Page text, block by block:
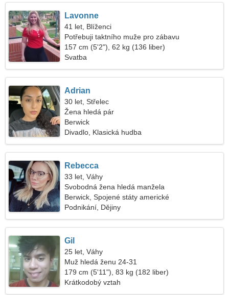
Lavonne
41 let, Blíženci
Potřebuji taktního muže pro zábavu
157 cm (5'2"), 62 kg (136 liber)
Svatba
Adrian
30 let, Střelec
Žena hledá pár
Berwick
Divadlo, Klasická hudba
Rebecca
33 let, Váhy
Svobodná žena hledá manžela
Berwick, Spojené státy americké
Podnikání, Dějiny
Gil
25 let, Váhy
Muž hledá ženu 24-31
179 cm (5'11"), 83 kg (182 liber)
Krátkodobý vztah